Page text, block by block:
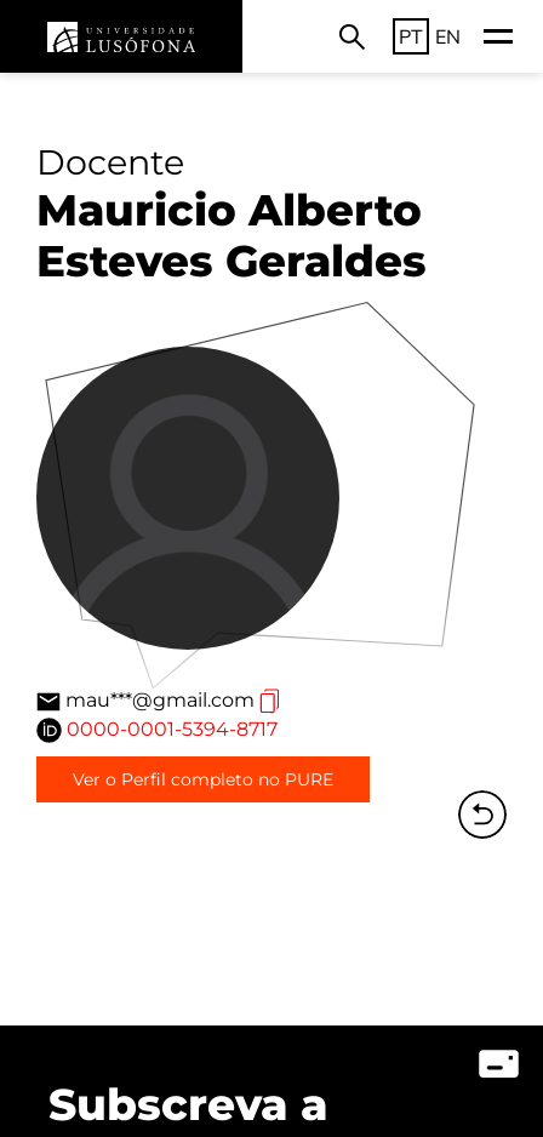
PT EN
Docente
Mauricio Alberto
Esteves Geraldes
mau***@gmail.com
0000-0001-5394-8717
Ver o Perfil completo no PURE
Subscreva a